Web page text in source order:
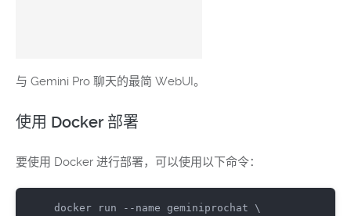
与 Gemini Pro 聊天的最简 WebUI。
使用 Docker 部署
要使用 Docker 进行部署，可以使用以下命令：
docker run --name geminiprochat \